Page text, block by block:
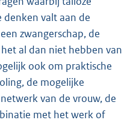
valt aan de
zwangerschap, de
al dan niet hebben van
ook om praktische
de mogelijke
van de vrouw, de
met het werk of